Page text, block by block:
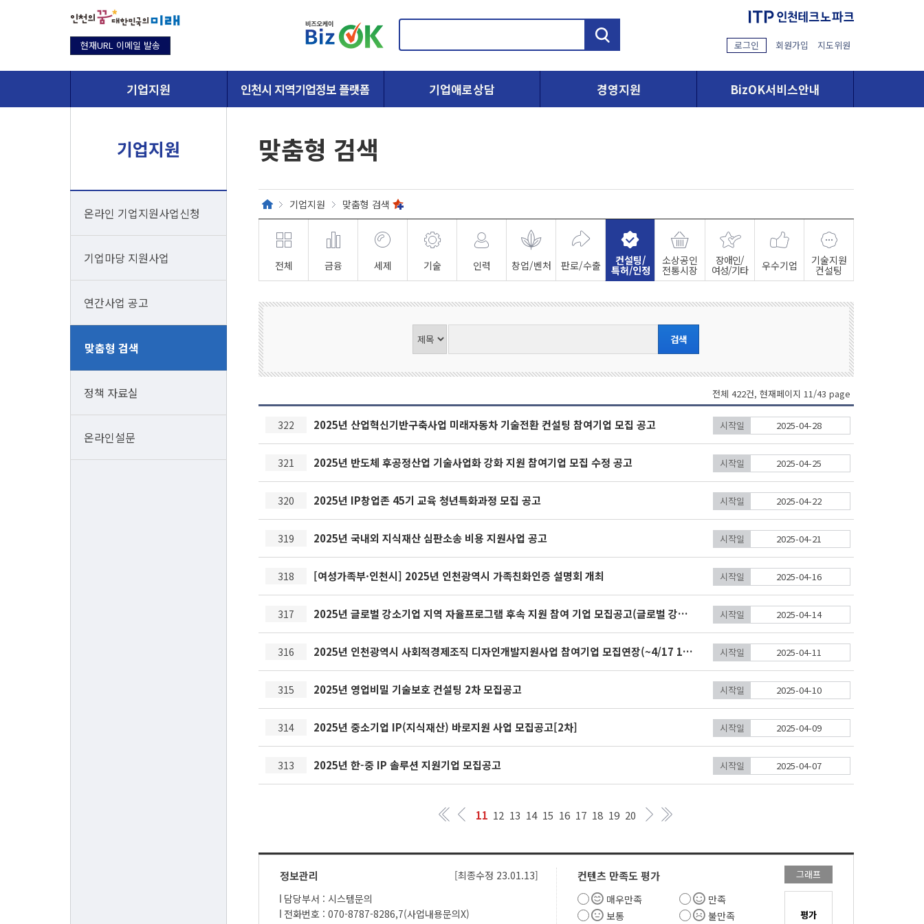
검
현재URL 이메일 발송
기업지원 인천시 지역기업정보 플랫폼 기업애로상담 경영지원 BizOK서비스안내
로그인 회원가입 지도위원
기업지원
온라인 기업지원사업신청
기업마당 지원사업
연간사업 공고
맞춤형 검색
정책 자료실
온라인설문
맞춤형 검색
기업지원 맞춤형 검색
전체 금융 세제 기술 인력 창업/벤처 판로/수출 컨설팅/
특허/인정
소상공인
전통시장
장애인/
여성/기타 우수기업 기술지원
컨설팅
팅/
허/
인
정
전체 422건, 현재페이지 11/43 page
322 2025년 산업혁신기반구축사업 미래자동차 기술전환 컨설팅 참여기업 모집 공고 시작일 2025-04-28
321 2025년 반도체 후공정산업 기술사업화 강화 지원 참여기업 모집 수정 공고 시작일 2025-04-25
320 2025년 IP창업존 45기 교육 청년특화과정 모집 공고 시작일 2025-04-22
319 2025년 국내외 지식재산 심판소송 비용 지원사업 공고 시작일 2025-04-21
318 [여성가족부·인천시] 2025년 인천광역시 가족친화인증 설명회 개최 시작일 2025-04-16
317 2025년 글로벌 강소기업 지역 자율프로그램 후속 지원 참여 기업 모집공고(글로벌 강소·강소+기업 지정 유효기업 대상) 시작일 2025-04-14
316 2025년 인천광역시 사회적경제조직 디자인개발지원사업 참여기업 모집연장(~4/17 18:00) 시작일 2025-04-11
315 2025년 영업비밀 기술보호 컨설팅 2차 모집공고 시작일 2025-04-10
314 2025년 중소기업 IP(지식재산) 바로지원 사업 모집공고[2차] 시작일 2025-04-09
313 2025년 한-중 IP 솔루션 지원기업 모집공고 시작일 2025-04-07
11 12 13 14 15 16 17 18 19 20
정보관리
[최종수정 23.01.13]
담당부서 : 시스템문의
전화번호 : 070-8787-8286,7(사업내용문의X)
컨텐츠 만족도 평가 그래프
매우만족
만족
보통
불만족